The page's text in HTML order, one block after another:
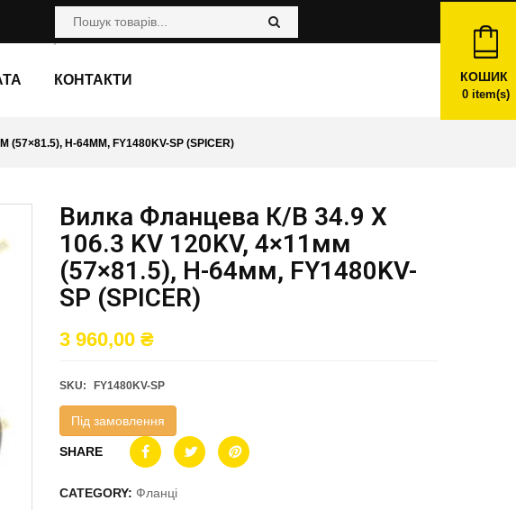
КОНТАКТИ КОШИК
0item(s)
H-64ММ, FY1480KV-SP (SPICER)
Вилка Фланцева К/в 34.9 X
106.3 KV 120KV, 4×11мм
(57×81.5), H-64мм, FY1480KV-
SP (SPICER)
3 960,00 ₴
SKU: FY1480KV-SP
Під замовлення
SHARE
CATEGORY: Фланці